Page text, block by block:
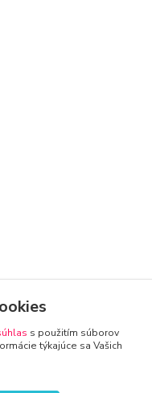
s použitím súborov
týkajúce sa Vašich